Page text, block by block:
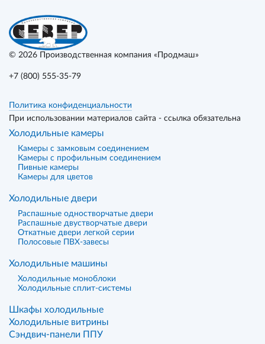
© 2026 Производственная компания «Продмаш»
+7 (800) 555-35-79
Политика конфиденциальности
При использовании материалов сайта - ссылка обязательна
Холодильные камеры
Камеры с замковым соединением
Камеры с профильным соединением
Пивные камеры
Камеры для цветов
Холодильные двери
Распашные одностворчатые двери
Распашные двустворчатые двери
Откатные двери легкой серии
Полосовые ПВХ-завесы
Холодильные машины
Холодильные моноблоки
Холодильные сплит-системы
Шкафы холодильные
Холодильные витрины
Сэндвич-панели ППУ